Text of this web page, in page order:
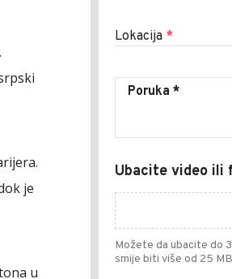
je
u
Lokacija *
Ubacite video ili
Možete da ubacite do
smije biti više od 25